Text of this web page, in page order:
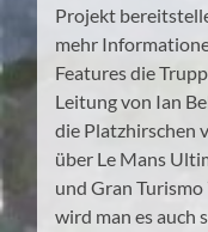
Projekt
mehr
Features die
Leitung von Ian
die Platzhirschen
über Le Mans
und Gran
wird man es auch